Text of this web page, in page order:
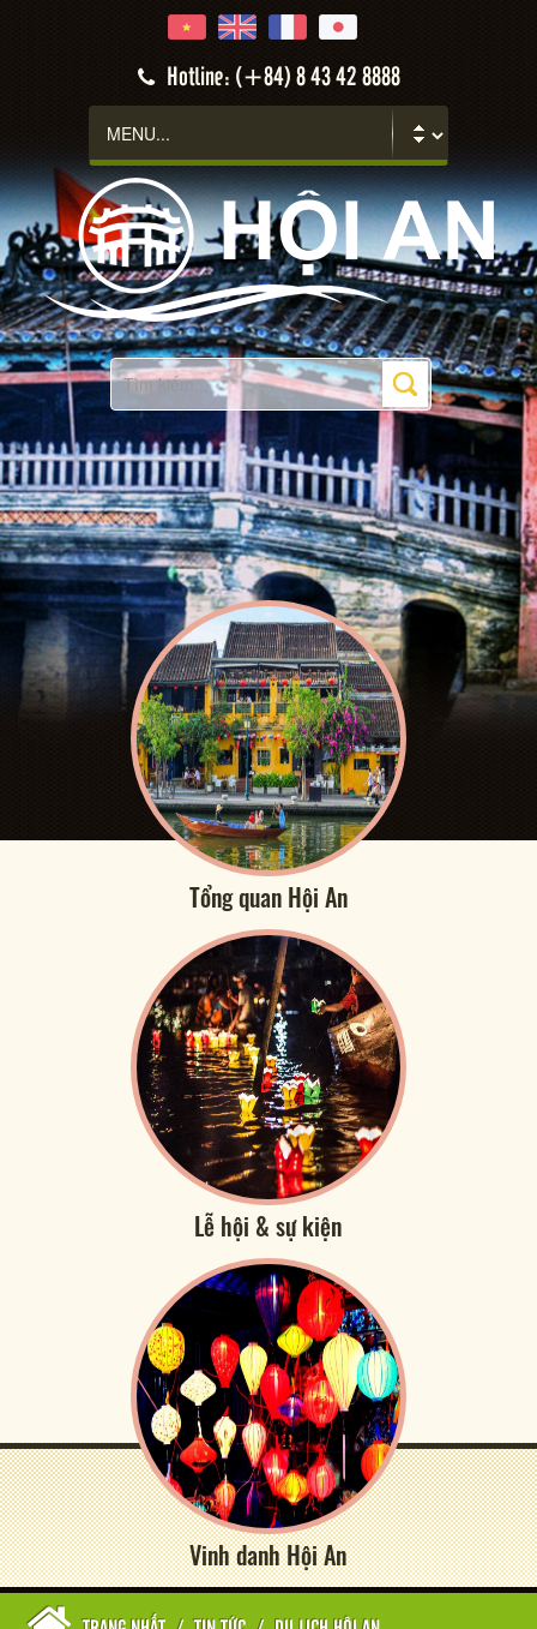
Hotline: (+84) 8 43 42 8888
Tổng quan Hội An
Lễ hội & sự kiện
Vinh danh Hội An